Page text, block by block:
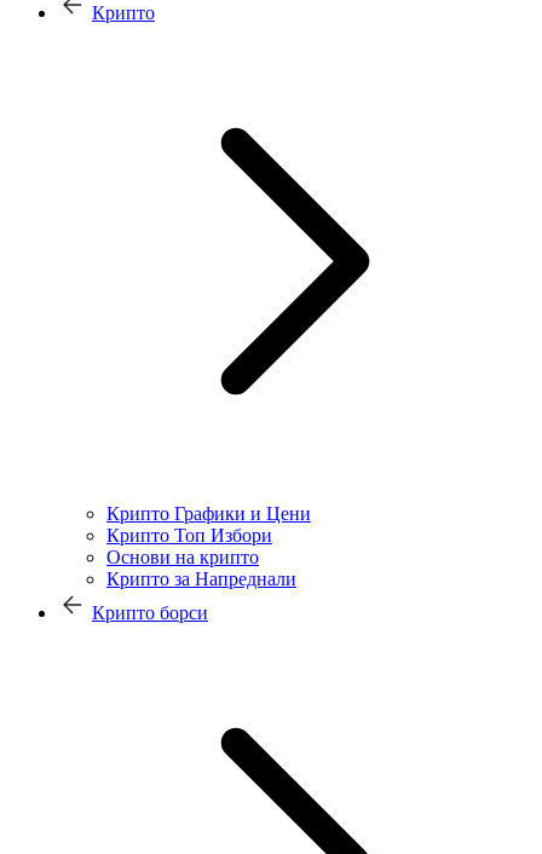
Крипто
Крипто Графики и Цени
Крипто Топ Избори
Основи на крипто
Крипто за Напреднали
Крипто борси